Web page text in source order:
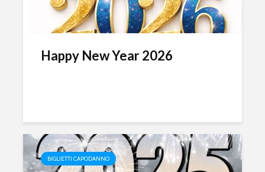
Happy New Year 2026
BIGLIETTI CAPODANNO